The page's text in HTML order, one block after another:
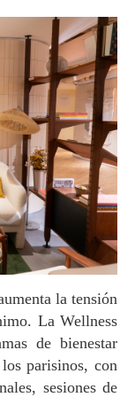
La Wellness
de bienestar
parisinos, con
sesiones de